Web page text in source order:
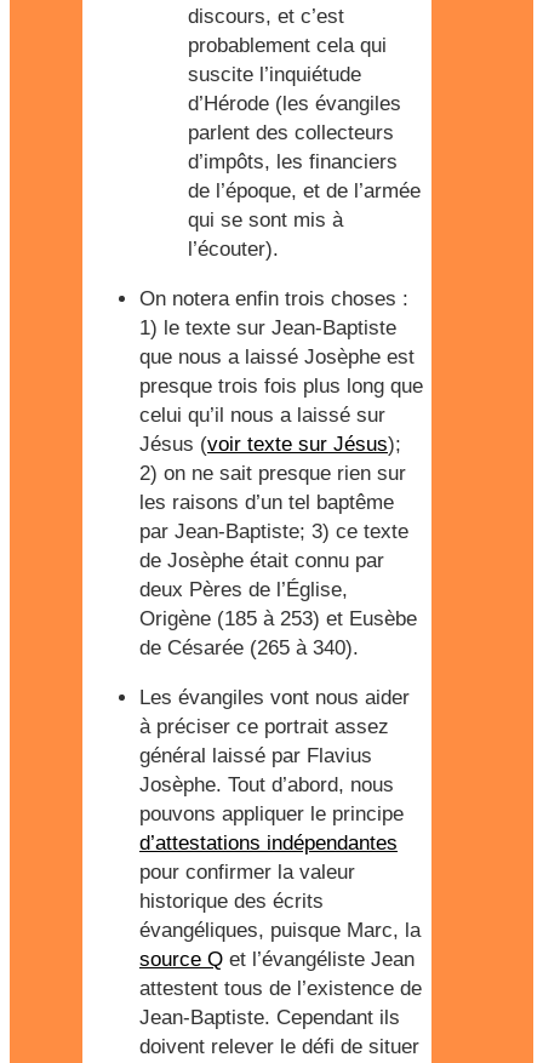
discours, et c’est
probablement cela qui
suscite l’inquiétude
d’Hérode (les évangiles
parlent des collecteurs
d’impôts, les financiers
de l’époque, et de l’armée
qui se sont mis à
l’écouter).
On notera enfin trois choses :
1) le texte sur Jean-Baptiste
que nous a laissé Josèphe est
presque trois fois plus long que
celui qu’il nous a laissé sur
Jésus (voir texte sur Jésus);
2) on ne sait presque rien sur
les raisons d’un tel baptême
par Jean-Baptiste; 3) ce texte
de Josèphe était connu par
deux Pères de l’Église,
Origène (185 à 253) et Eusèbe
de Césarée (265 à 340).
Les évangiles vont nous aider
à préciser ce portrait assez
général laissé par Flavius
Josèphe. Tout d’abord, nous
pouvons appliquer le principe
d’attestations indépendantes
pour confirmer la valeur
historique des écrits
évangéliques, puisque Marc, la
source Q et l’évangéliste Jean
attestent tous de l’existence de
Jean-Baptiste. Cependant ils
doivent relever le défi de situer